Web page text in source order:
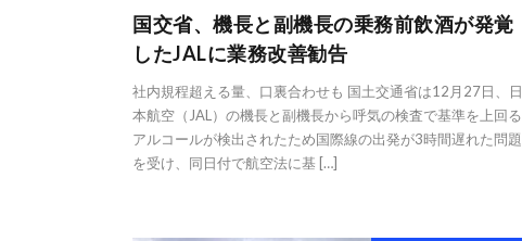
国交省、機長と副機長の乗務前飲酒が発覚
したJALに業務改善勧告
社内規程超える量、口裏合わせも 国土交通省は12月27日、日
本航空（JAL）の機長と副機長から呼気の検査で基準を上回る
アルコールが検出されたため国際線の出発が3時間遅れた問題
を受け、同日付で航空法に基 […]